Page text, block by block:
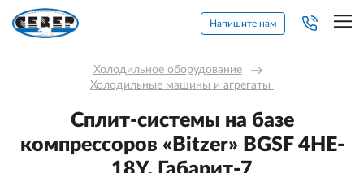
Напишите нам
Холодильное оборудование →
Холодильные машины и агрегаты
Сплит-системы на базе
компрессоров «Bitzer» BGSF 4HE-